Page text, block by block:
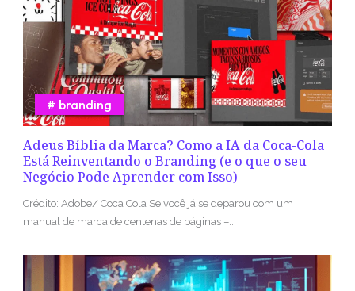
Adeus Bíblia da Marca? Como a IA da Coca-Cola
Está Reinventando o Branding (e o que o seu
Negócio Pode Aprender com Isso)
branding
Crédito: Adobe/ Coca Cola Se você já se deparou com um
manual de marca de centenas de páginas –...